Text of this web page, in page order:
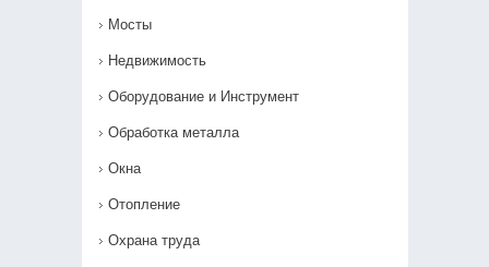
Мосты
Недвижимость
Оборудование и Инструмент
Обработка металла
Окна
Отопление
Охрана труда